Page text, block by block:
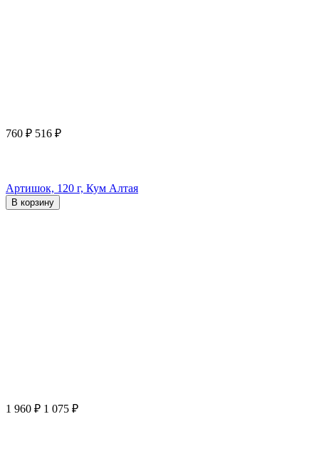
760 ₽ 516 ₽
Артишок, 120 г, Кум Алтая
В корзину
1 960 ₽ 1 075 ₽